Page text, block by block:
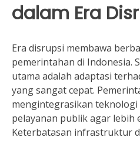
dalam Era
Era disrupsi membawa
pemerintahan di Indonesia.
utama adalah adaptasi
yang sangat cepat.
mengintegrasikan teknologi
pelayanan publik agar lebih
Keterbatasan infrastruktur